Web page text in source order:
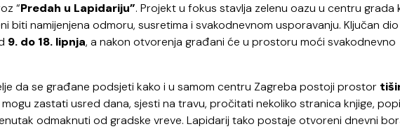
“Predah u Lapidariju”. Projekt u fokus stavlja zelenu oazu u centru grada
biti namijenjena odmoru, susretima i svakodnevnom usporavanju. Ključan dio
9. do 18. lipnja, a nakon otvorenja građani će u prostoru moći svakodnevno
da se građane podsjeti kako i u samom centru Zagreba postoji prostor
zastati usred dana, sjesti na travu, pročitati nekoliko stranica knjige,
odmaknuti od gradske vreve. Lapidarij tako postaje otvoreni dnevni